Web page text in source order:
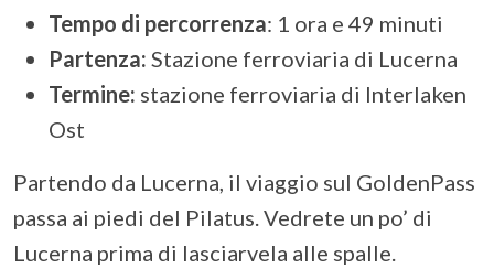
Tempo di percorrenza: 1 ora e 49 minuti
Partenza: Stazione ferroviaria di Lucerna
Termine: stazione ferroviaria di Interlaken
Ost
Partendo da Lucerna, il viaggio sul GoldenPass
passa ai piedi del Pilatus. Vedrete un po’ di
Lucerna prima di lasciarvela alle spalle.